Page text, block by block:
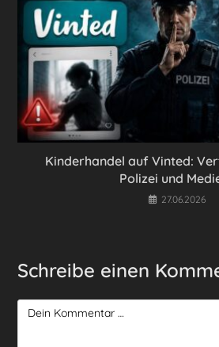
Kinderhandel auf Vinted:
Polizei und
27.06.2026
Schreibe einen
Kommentar